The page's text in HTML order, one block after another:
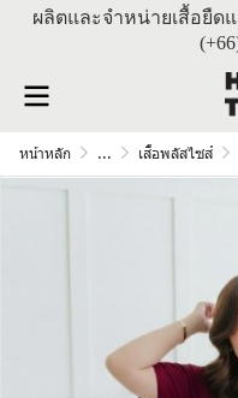
ผลิตและจำหน่ายเสื้อยืด
หน้าหลัก ... เสื้อพลัสไซส์